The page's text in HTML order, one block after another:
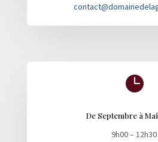

De Septembre à
9h00 – 12h30